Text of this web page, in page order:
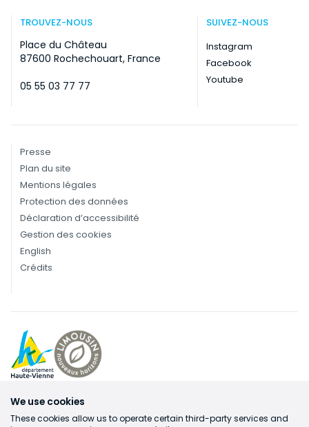
TROUVEZ-NOUS
Place du Château
87600 Rochechouart, France
05 55 03 77 77
SUIVEZ-NOUS
Instagram
Facebook
Youtube
Presse
Plan du site
Mentions légales
Protection des données
Déclaration d’accessibilité
Gestion des cookies
English
Crédits
We use cookies
These cookies allow us to operate certain third-party services and